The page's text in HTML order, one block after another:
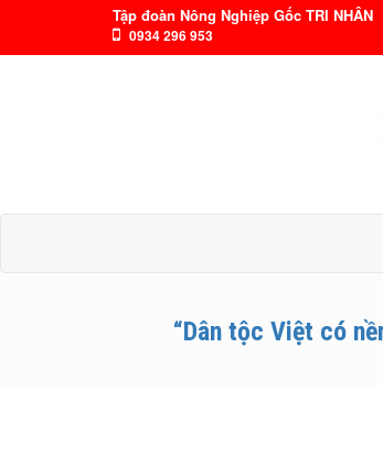
Tập đoàn Nông Nghiệp Gốc TRI NHÂN
0934 296 953
“Dân tộc Việt có